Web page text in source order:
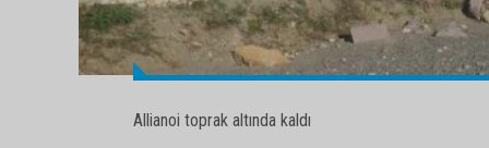
Allianoi toprak altında kaldı